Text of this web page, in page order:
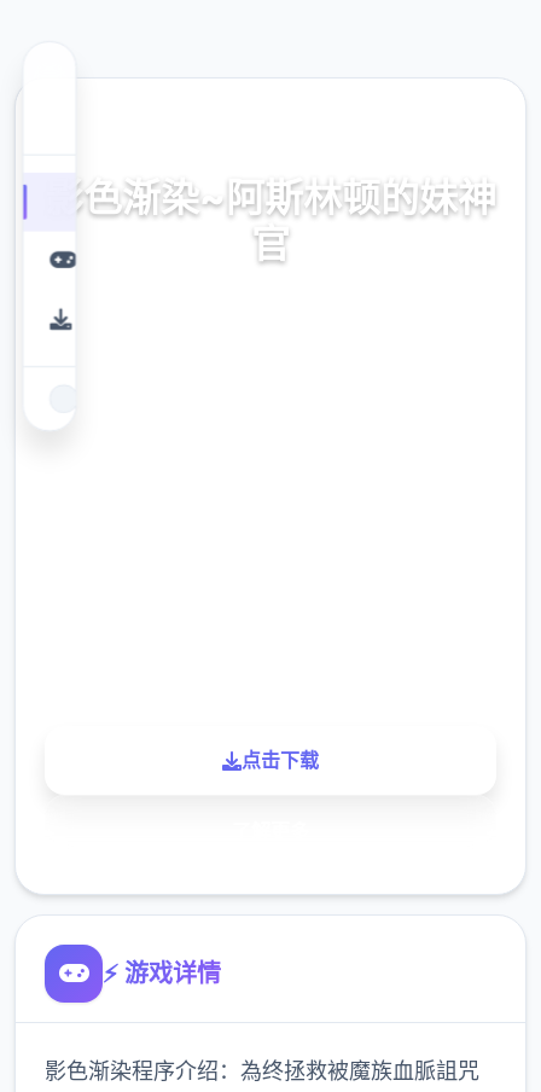
影色渐染~阿斯林顿的妹神
官
官式网址，保险部署，现行版降载，史之间上
点击下载
⚡ 游戏详情
影色渐染程序介绍：為终拯救被魔族血脈詛咒